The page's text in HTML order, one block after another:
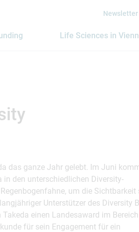
Newsletter
Life Sciences in
das ganze Jahr gelebt. Im Juni
in den unterschiedlichen Diversity-
um die Sichtbarkeit
Unterstützer des Diversity
einen Landesaward im
für sein Engagement für ein